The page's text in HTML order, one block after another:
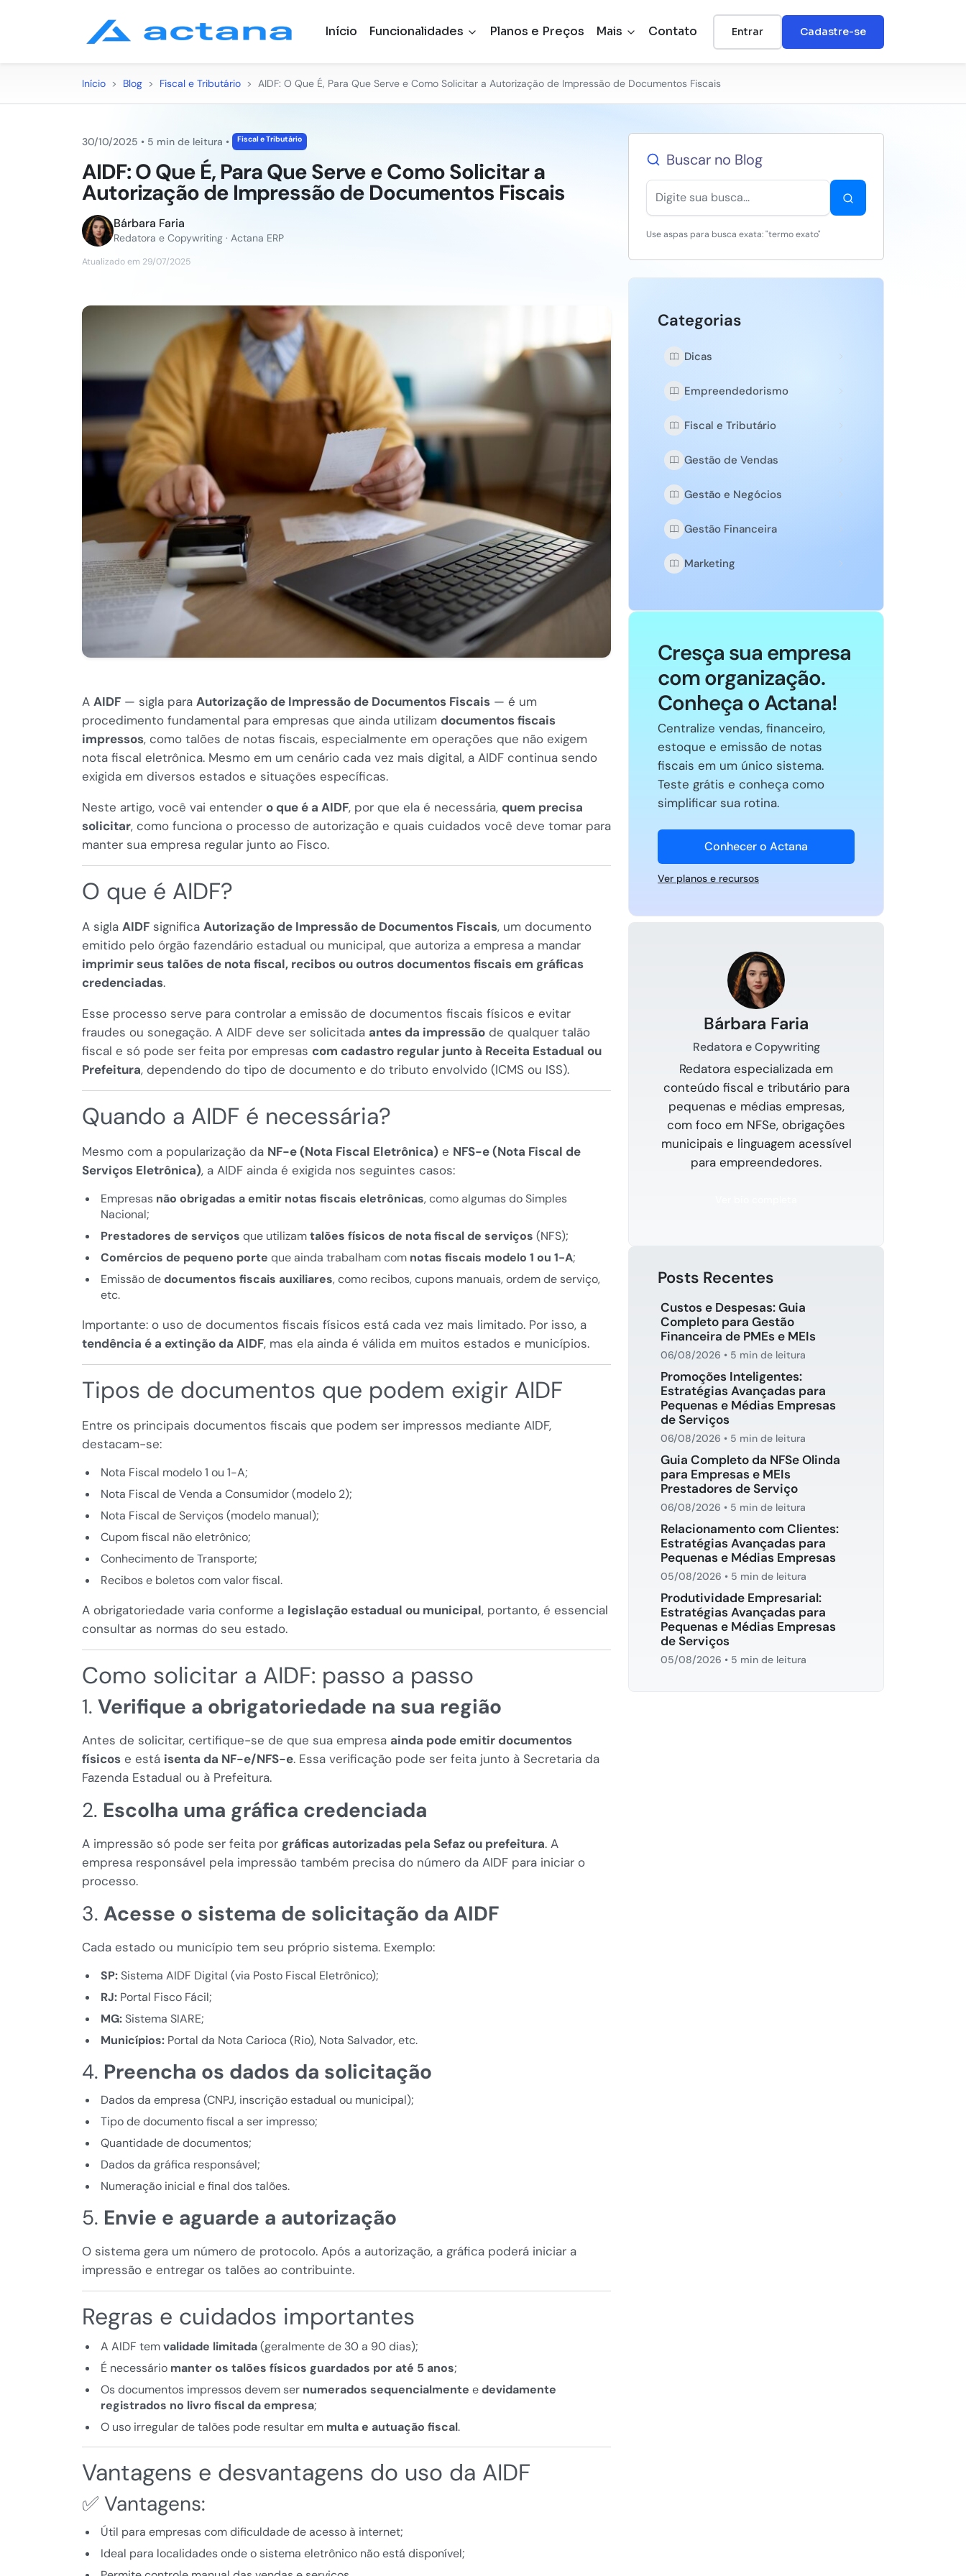
Início Funcionalidades Planos e Preços Mais Contato Entrar Cadastre-se
Início > Blog > Fiscal e Tributário > AIDF: O Que É, Para Que Serve e Como Solicitar a Autorização de Impressão de Documentos Fiscais
30/10/2025 • 5 min de leitura • Fiscal e Tributário
AIDF: O Que É, Para Que Serve e Como Solicitar a
Autorização de Impressão de Documentos Fiscais
Bárbara Faria
Redatora e Copywriting · Actana ERP
Atualizado em 29/07/2025
A AIDF — sigla para Autorização de Impressão de Documentos Fiscais — é um
procedimento fundamental para empresas que ainda utilizam documentos fiscais
impressos, como talões de notas fiscais, especialmente em operações que não exigem
nota fiscal eletrônica. Mesmo em um cenário cada vez mais digital, a AIDF continua sendo
exigida em diversos estados e situações específicas.
Neste artigo, você vai entender o que é a AIDF, por que ela é necessária, quem precisa
solicitar, como funciona o processo de autorização e quais cuidados você deve tomar para
manter sua empresa regular junto ao Fisco.
O que é AIDF?
A sigla AIDF significa Autorização de Impressão de Documentos Fiscais, um documento
emitido pelo órgão fazendário estadual ou municipal, que autoriza a empresa a mandar
imprimir seus talões de nota fiscal, recibos ou outros documentos fiscais em gráficas
credenciadas.
Esse processo serve para controlar a emissão de documentos fiscais físicos e evitar
fraudes ou sonegação. A AIDF deve ser solicitada antes da impressão de qualquer talão
fiscal e só pode ser feita por empresas com cadastro regular junto à Receita Estadual ou
Prefeitura, dependendo do tipo de documento e do tributo envolvido (ICMS ou ISS).
Quando a AIDF é necessária?
Mesmo com a popularização da NF-e (Nota Fiscal Eletrônica) e NFS-e (Nota Fiscal de
Serviços Eletrônica), a AIDF ainda é exigida nos seguintes casos:
Empresas não obrigadas a emitir notas fiscais eletrônicas, como algumas do Simples
Nacional;
Prestadores de serviços que utilizamtalões físicos de nota fiscal de serviços (NFS);
Comércios de pequeno porte que ainda trabalham com notas fiscais modelo 1 ou 1-A;
Emissão dedocumentos fiscais auxiliares, como recibos, cupons manuais, ordem de serviço,
etc.
Importante: o uso de documentos fiscais físicos está cada vez mais limitado. Por isso, a
tendência é a extinção da AIDF, mas ela ainda é válida em muitos estados e municípios.
Tipos de documentos que podem exigir AIDF
Entre os principais documentos fiscais que podem ser impressos mediante AIDF,
destacam-se:
Nota Fiscal modelo 1 ou 1-A;
Nota Fiscal de Venda a Consumidor (modelo 2);
Nota Fiscal de Serviços (modelo manual);
Cupom fiscal não eletrônico;
Conhecimento de Transporte;
Recibos e boletos com valor fiscal.
A obrigatoriedade varia conforme a legislação estadual ou municipal, portanto, é essencial
consultar as normas do seu estado.
Como solicitar a AIDF: passo a passo
1. Verifique a obrigatoriedade na sua região
Antes de solicitar, certifique-se de que sua empresa ainda pode emitir documentos
físicos e está isenta da NF-e/NFS-e. Essa verificação pode ser feita junto à Secretaria da
Fazenda Estadual ou à Prefeitura.
2. Escolha uma gráfica credenciada
A impressão só pode ser feita por gráficas autorizadas pela Sefaz ou prefeitura. A
empresa responsável pela impressão também precisa do número da AIDF para iniciar o
processo.
3. Acesse o sistema de solicitação da AIDF
Cada estado ou município tem seu próprio sistema. Exemplo:
SP:Sistema AIDF Digital (via Posto Fiscal Eletrônico);
RJ:Portal Fisco Fácil;
MG:Sistema SIARE;
Municípios:Portal da Nota Carioca (Rio), Nota Salvador, etc.
4. Preencha os dados da solicitação
Dados da empresa (CNPJ, inscrição estadual ou municipal);
Tipo de documento fiscal a ser impresso;
Quantidade de documentos;
Dados da gráfica responsável;
Numeração inicial e final dos talões.
5. Envie e aguarde a autorização
O sistema gera um número de protocolo. Após a autorização, a gráfica poderá iniciar a
impressão e entregar os talões ao contribuinte.
Regras e cuidados importantes
A AIDF temvalidade limitada(geralmente de 30 a 90 dias);
É necessário manter os talões físicos guardados por até 5 anos;
Os documentos impressos devem ser numerados sequencialmente edevidamente
registrados no livro fiscal da empresa;
O uso irregular de talões pode resultar em multa e autuação fiscal.
Vantagens e desvantagens do uso da AIDF
✅ Vantagens:
Útil para empresas com dificuldade de acesso à internet;
Ideal para localidades onde o sistema eletrônico não está disponível;
Buscar no Blog
Use aspas para busca exata: "termo exato"
Categorias
Dicas
Empreendedorismo
Fiscal e Tributário
Gestão de Vendas
Gestão e Negócios
Gestão Financeira
Marketing
Cresça sua empresa
com organização.
Conheça o Actana!
Centralize vendas, financeiro,
estoque e emissão de notas
fiscais em um único sistema.
Teste grátis e conheça como
simplificar sua rotina.
Conhecer o Actana
Ver planos e recursos
Bárbara Faria
Redatora e Copywriting
Redatora especializada em
conteúdo fiscal e tributário para
pequenas e médias empresas,
com foco em NFSe, obrigações
municipais e linguagem acessível
para empreendedores.
Posts Recentes
Custos e Despesas: Guia
Completo para Gestão
Financeira de PMEs e MEIs
06/08/2026 • 5 min de leitura
Promoções Inteligentes:
Estratégias Avançadas para
Pequenas e Médias Empresas
de Serviços
06/08/2026 • 5 min de leitura
Guia Completo da NFSe Olinda
para Empresas e MEIs
Prestadores de Serviço
06/08/2026 • 5 min de leitura
Relacionamento com Clientes:
Estratégias Avançadas para
Pequenas e Médias Empresas
05/08/2026 • 5 min de leitura
Produtividade Empresarial:
Estratégias Avançadas para
Pequenas e Médias Empresas
de Serviços
05/08/2026 • 5 min de leitura